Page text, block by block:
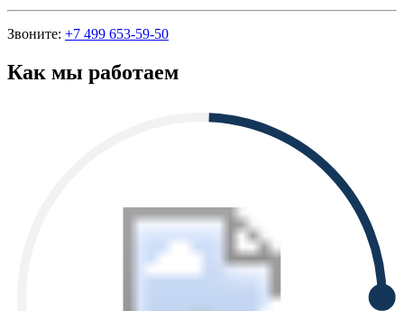
Звоните: +7 499 653-59-50
Как мы работаем